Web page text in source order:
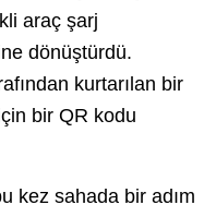
araç şarj
dönüştürdü.
kurtarılan bir
bir QR kodu
kez sahada bir adım